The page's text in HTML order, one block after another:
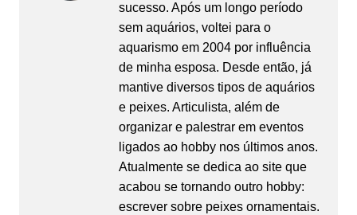
sucesso. Após um longo período
sem aquários, voltei para o
aquarismo em 2004 por influência
de minha esposa. Desde então, já
mantive diversos tipos de aquários
e peixes. Articulista, além de
organizar e palestrar em eventos
ligados ao hobby nos últimos anos.
Atualmente se dedica ao site que
acabou se tornando outro hobby:
escrever sobre peixes ornamentais.